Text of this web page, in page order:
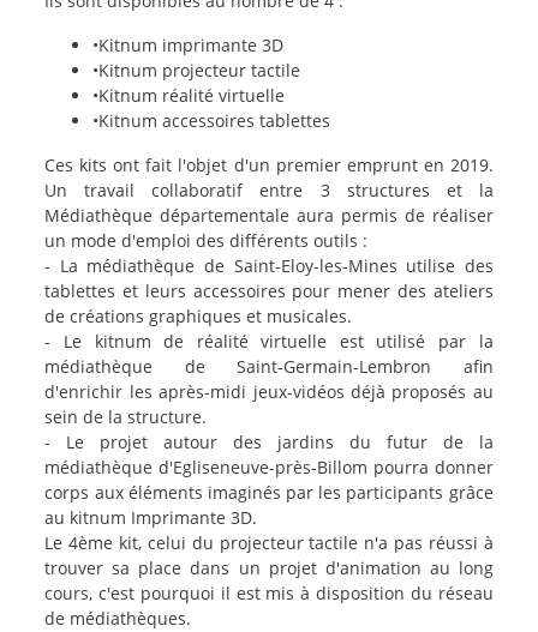
•Kitnum imprimante 3D
•Kitnum projecteur tactile
•Kitnum réalité virtuelle
•Kitnum accessoires tablettes
Ces kits ont fait l'objet d'un premier emprunt en 2019.
Un travail collaboratif entre 3 structures et la
Médiathèque départementale aura permis de réaliser
un mode d'emploi des différents outils :
- La médiathèque de Saint-Eloy-les-Mines utilise des
tablettes et leurs accessoires pour mener des ateliers
de créations graphiques et musicales.
- Le kitnum de réalité virtuelle est utilisé par la
médiathèque de Saint-Germain-Lembron afin
d'enrichir les après-midi jeux-vidéos déjà proposés au
sein de la structure.
- Le projet autour des jardins du futur de la
médiathèque d'Egliseneuve-près-Billom pourra donner
corps aux éléments imaginés par les participants grâce
au kitnum Imprimante 3D.
Le 4ème kit, celui du projecteur tactile n'a pas réussi à
trouver sa place dans un projet d'animation au long
cours, c'est pourquoi il est mis à disposition du réseau
de médiathèques.